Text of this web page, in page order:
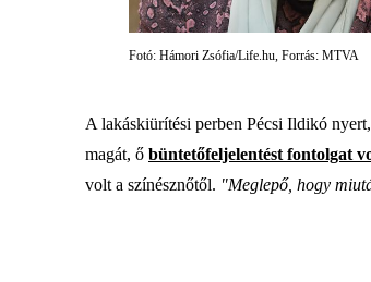
Fotó: Hámori Zsófia/Life.hu, Forrás: MTVA
A lakáskiürítési perben Pécsi Ildikó
magát, ő büntetőfeljelentést fontolgat
volt a színésznőtől. "Meglepő, hogy